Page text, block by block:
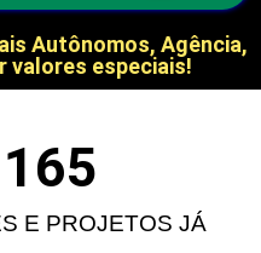
Autônomos, Agência,
valores especiais!
E PROJETOS JÁ
165